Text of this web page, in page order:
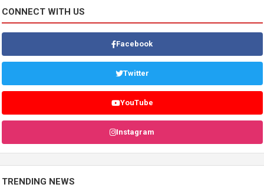
CONNECT WITH US
Facebook
Twitter
YouTube
Instagram
TRENDING NEWS